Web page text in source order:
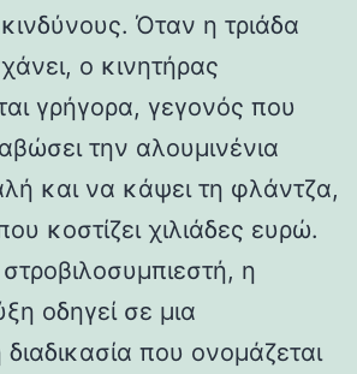
Όταν η τριάδα
ο κινητήρας
γρήγορα, γεγονός που
την αλουμινένια
και να κάψει τη φλάντζα,
κοστίζει χιλιάδες ευρώ.
στροβιλοσυμπιεστή, η
οδηγεί σε μια
που ονομάζεται